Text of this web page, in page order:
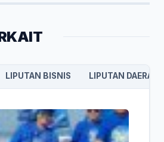
LIPUTAN BISNIS LIPUTAN DAERAH